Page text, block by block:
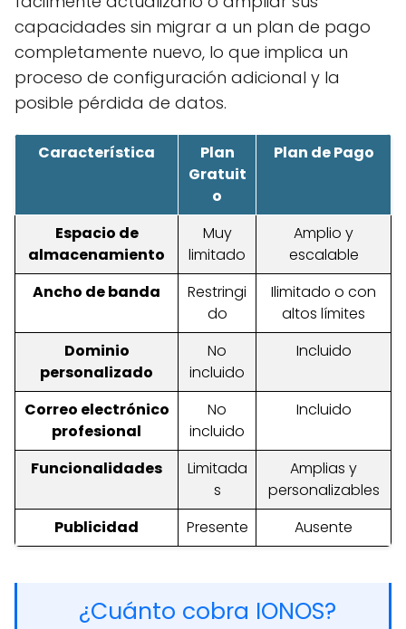
capacidades sin migrar a un plan de pago
completamente nuevo, lo que implica un
proceso de configuración adicional y la
posible pérdida de datos.
Característica
Plan
Gratuit
o
Plan de Pago
Espacio de
almacenamiento
Muy
limitado
Amplio y
escalable
Ancho de banda
Restringi
do
Ilimitado o con
altos límites
Dominio
personalizado
No
incluido
Incluido
Correo electrónico
profesional
No
incluido
Incluido
Funcionalidades
Limitada
s
Amplias y
personalizables
Publicidad
Presente Ausente
¿Cuánto cobra IONOS?